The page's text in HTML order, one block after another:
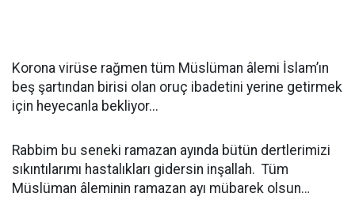
Korona virüse rağmen tüm Müslüman âlemi İslam’ın
beş şartından birisi olan oruç ibadetini yerine getirmek
için heyecanla bekliyor...
Rabbim bu seneki ramazan ayında bütün dertlerimizi
sıkıntılarımı hastalıkları gidersin inşallah. Tüm
Müslüman âleminin ramazan ayı mübarek olsun…